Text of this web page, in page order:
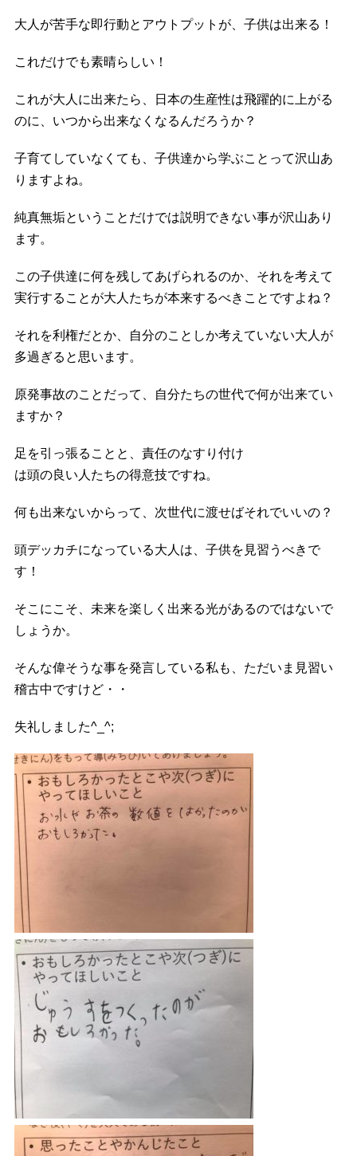
大人が苦手な即行動とアウトプットが、子供は出来る！
これだけでも素晴らしい！
これが大人に出来たら、日本の生産性は飛躍的に上がる
のに、いつから出来なくなるんだろうか？
子育てしていなくても、子供達から学ぶことって沢山あ
りますよね。
純真無垢ということだけでは説明できない事が沢山あり
ます。
この子供達に何を残してあげられるのか、それを考えて
実行することが大人たちが本来するべきことですよね？
それを利権だとか、自分のことしか考えていない大人が
多過ぎると思います。
原発事故のことだって、自分たちの世代で何が出来てい
ますか？
足を引っ張ることと、責任のなすり付け
は頭の良い人たちの得意技ですね。
何も出来ないからって、次世代に渡せばそれでいいの？
頭デッカチになっている大人は、子供を見習うべきで
す！
そこにこそ、未来を楽しく出来る光があるのではないで
しょうか。
そんな偉そうな事を発言している私も、ただいま見習い
稽古中ですけど・・
失礼しました^_^;